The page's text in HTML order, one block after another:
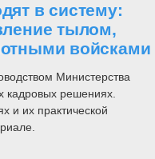
в систему:
тылом,
войсками
Министерства
кадровых решениях.
и их практической